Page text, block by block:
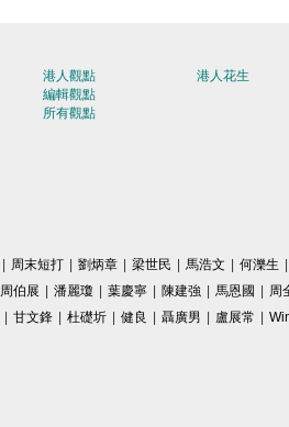
港人觀點
編輯觀點
所有觀點
港人花生
| 周末短打 | 劉炳章 | 梁世民 | 馬浩文 | 何濼生 |
周伯展 | 潘麗瓊 | 葉慶寧 | 陳建強 | 馬恩國 | 周
| 甘文鋒 | 杜礎圻 | 健良 | 聶廣男 | 盧展常 |